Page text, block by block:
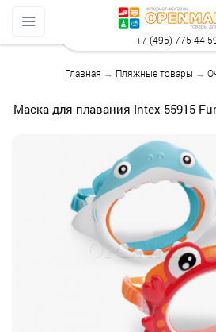
+7 (495) 775-44-
Главная → Пляжные товары →
Маска для плавания Intex 55915